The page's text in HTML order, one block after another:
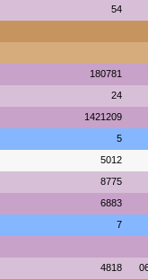
54
180781
24
1421209
5
5012
8775
6883
7
4818